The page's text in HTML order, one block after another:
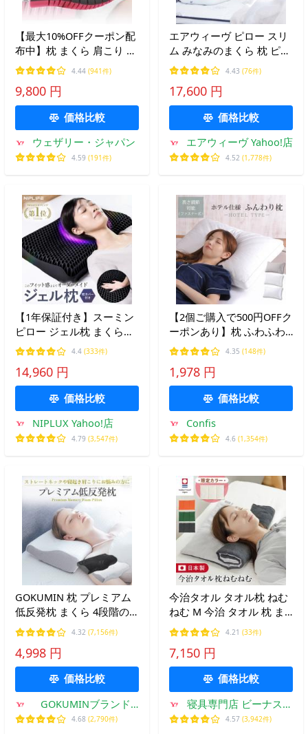
【最大10%OFFクーポン配
布中】枕 まくら 肩こり 無
重力枕 いびき防止 ザ キュ
ーブス The Cubes ストレ
ートネック 首 肩 安眠枕
低反発 高反発
4.44 (941件)
9,800 円
価格比較
ウェザリー・ジャパン
4.59 (191件)
エアウィーヴ ピロー スリ
ム みなみのまくら 枕 ピロ
ー 高反発枕 洗える 調整可
能 通気性抜群 低め 薄い
枕 田中みな実
4.43 (76件)
17,600 円
価格比較
エアウィーヴ Yahoo!店
4.52 (1,778件)
【1年保証付き】スーミン
ピロー ジェル枕 まくらカ
バー付き NIPLIFE
SOOMIN PILLOW 肩こり
首こり ストレートネック
横向き 二段階高さ調整 母
の日 プレゼント
4.4 (333件)
14,960 円
価格比較
NIPLUX Yahoo!店
4.79 (3,547件)
【2個ご購入で500円OFFク
ーポンあり】枕 ふわふわ
高度調節可能 柔らかい
43x63cm まくら ホテル 洗
える 安眠枕 快眠枕 いびき
防止 肩こり 首こり 側生地
綿100%
4.35 (148件)
1,978 円
価格比較
Confis
4.6 (1,354件)
GOKUMIN 枕 プレミアム
低反発枕 まくら 4段階の
高さ調整 低反発 ごくみん
枕 いびき防止 安眠 低め
高め 調整 快眠 快眠枕 爆
買
4.32 (7,156件)
4,998 円
価格比較
GOKUMINブランド
Yahoo!店
4.68 (2,790件)
今治タオル タオル枕 ねむ
ねむ M 今治 タオル 枕 ま
くら ピロー 今治枕 低め
高さ調 整 日本製 洗える
タオルピロー ギフト ギフ
トラッピング対象
4.21 (33件)
7,150 円
価格比較
寝具専門店 ビーナスベ
ッド
4.57 (3,942件)